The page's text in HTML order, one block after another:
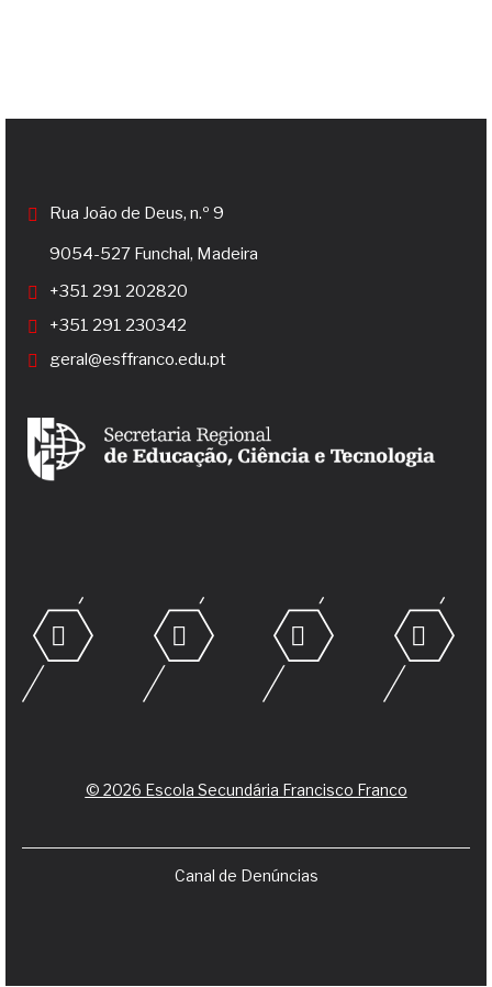
Rua João de Deus, n.º 9
9054-527 Funchal, Madeira
+351 291 202820
+351 291 230342
geral@esffranco.edu.pt
© 2026 Escola Secundária Francisco Franco
Canal de Denúncias